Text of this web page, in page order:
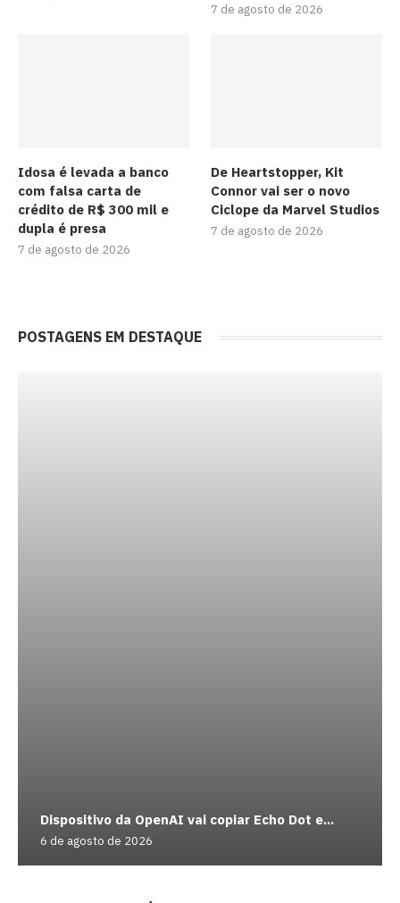
7 de agosto de 2026
Idosa é levada a banco
com falsa carta de
crédito de R$ 300 mil e
dupla é presa
7 de agosto de 2026
De Heartstopper, Kit
Connor vai ser o novo
Ciclope da Marvel Studios
7 de agosto de 2026
POSTAGENS EM DESTAQUE
Dispositivo da OpenAI vai copiar Echo Dot e...
6 de agosto de 2026